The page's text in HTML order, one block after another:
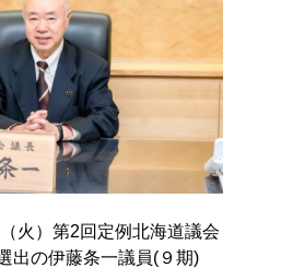
火）第2回定例北海道議会
出の伊藤条一議員(９期)